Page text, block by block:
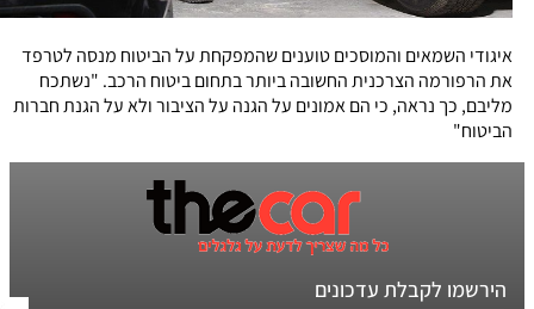
איגודי השמאים והמוסכים טוענים שהמפקחת על הביטוח מנסה לטרפד
את הרפורמה הצרכנית החשובה ביותר בתחום ביטוח הרכב. "נשתכח
מליבם, כך נראה, כי הם אמונים על הגנה על הציבור ולא על הגנת חברות
הביטוח"
הירשמו לקבלת עדכונים